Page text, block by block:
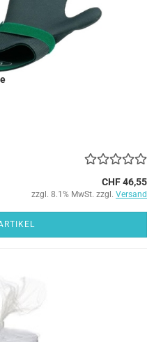
CHF 46,55
zzgl. 8.1% MwSt. zzgl. Versand